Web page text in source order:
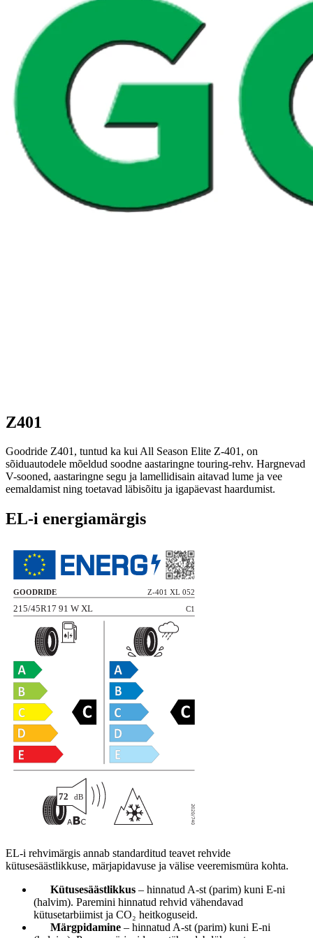
Z401
Goodride Z401, tuntud ka kui All Season Elite Z-401, on
sõiduautodele mõeldud soodne aastaringne touring-rehv. Hargnevad
V-sooned, aastaringne segu ja lamellidisain aitavad lume ja vee
eemaldamist ning toetavad läbisõitu ja igapäevast haardumist.
EL-i energiamärgis
EL-i rehvimärgis annab standarditud teavet rehvide
kütusesäästlikkuse, märjapidavuse ja välise veeremismüra kohta.
Kütusesäästlikkus – hinnatud A-st (parim) kuni E-ni
(halvim). Paremini hinnatud rehvid vähendavad
kütusetarbiimist ja CO₂ heitkoguseid.
Märgpidamine – hinnatud A-st (parim) kuni E-ni